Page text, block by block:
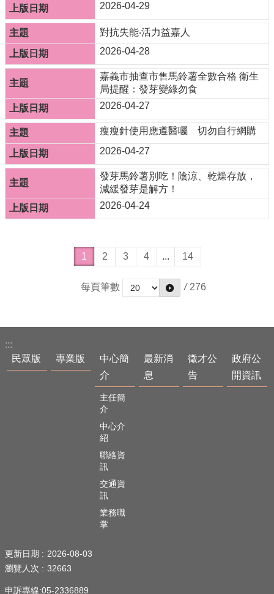
2026-04-29
對抗失能‧活力益嘉人
2026-04-28
嘉義市抽查市售馬鈴薯全數合格 衛生
局提醒：發芽變綠勿食
2026-04-27
瘦瘦針使用應遵醫囑 切勿自行網購
2026-04-27
發芽馬鈴薯別吃！陰涼、乾燥存放，
減緩發芽是解方！
2026-04-24
1 2 3 4 ... 14
每頁筆數 / 276
:::
民眾版
專業版
中心簡
介
主任簡
介
中心介
紹
聯絡資
訊
交通資
訊
業務職
掌
最新消
息
徵才公
告
政府公
開資訊
更新日期
2026-08-03
瀏覽人次
32663
申訴專線:05-2336889